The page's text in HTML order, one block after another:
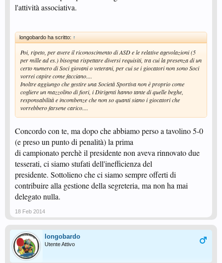
l'attività associativa.
longobardo ha scritto: ↑
Poi, ripeto, per avere il riconoscimento di ASD e le relative agevolazioni (5
per mille ad es.) bisogna rispettare diversi requisiti, tra cui la presenza di un
certo numero di Soci giovani o veterani, per cui se i giocatori non sono Soci
vorrei capire come facciano....
Inoltre aggiungo che gestire una Società Sportiva non è proprio come
cogliere un mazzolino di fiori, i Dirigenti hanno tante di quelle beghe,
responsabilità e incombenze che non so quanti siano i giocatori che
vorrebbero farsene carico....
Concordo con te, ma dopo che abbiamo perso a tavolino 5-0
(e preso un punto di penalità) la prima
di campionato perchè il presidente non aveva rinnovato due
tesserati, ci siamo stufati dell'inefficienza del
presidente. Sottolieno che ci siamo sempre offerti di
contribuire alla gestione della segreteria, ma non ha mai
delegato nulla.
18 Feb 2014
longobardo
Utente Attivo